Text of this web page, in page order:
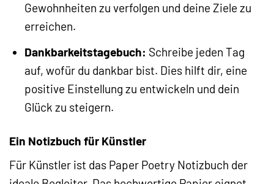
Gewohnheiten zu verfolgen und deine Ziele zu
erreichen.
Dankbarkeitstagebuch: Schreibe jeden Tag
auf, wofür du dankbar bist. Dies hilft dir, eine
positive Einstellung zu entwickeln und dein
Glück zu steigern.
Ein Notizbuch für Künstler
Für Künstler ist das Paper Poetry Notizbuch der